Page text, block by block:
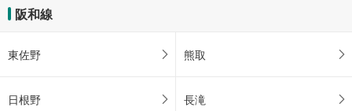
阪和線
東佐野 熊取
日根野 長滝